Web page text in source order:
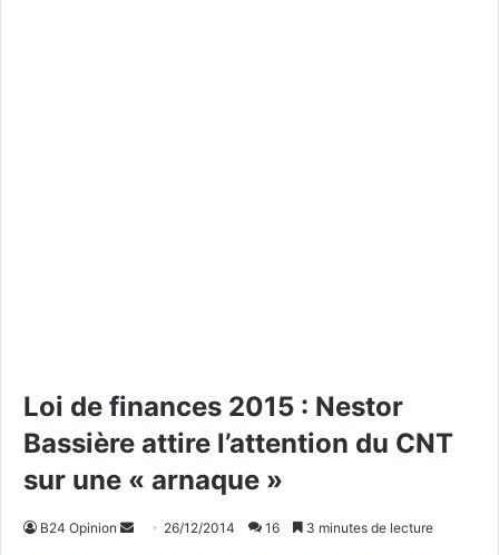
Loi de finances 2015 : Nestor
Bassière attire l’attention du CNT
sur une « arnaque »
B24 Opinion 26/12/2014 16 3 minutes de lecture